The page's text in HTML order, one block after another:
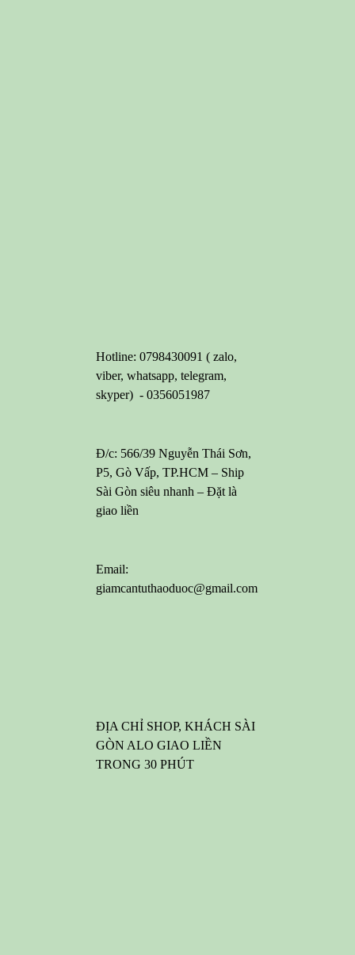
Hotline: 0798430091 ( zalo,
viber, whatsapp, telegram,
skyper) - 0356051987
Đ/c: 566/39 Nguyễn Thái Sơn,
P5, Gò Vấp, TP.HCM – Ship
Sài Gòn siêu nhanh – Đặt là
giao liền
Email:
giamcantuthaoduoc@gmail.com
ĐỊA CHỈ SHOP, KHÁCH SÀI
GÒN ALO GIAO LIỀN
TRONG 30 PHÚT